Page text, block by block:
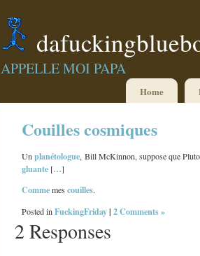
APPELLE MOI PAPA
Home
Couilles cosmiques
Unplanétologue, Bill McKinnon, suppose que
gluante […]
Commemescouilles.
Posted inFuckingFriday| 2 Comments »
2 Responses